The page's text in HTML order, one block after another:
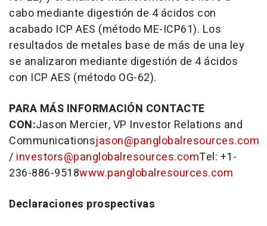
cabo mediante digestión de 4 ácidos con
acabado ICP AES (método ME-ICP61). Los
resultados de metales base de más de una ley
se analizaron mediante digestión de 4 ácidos
con ICP AES (método OG-62).
PARA MÁS INFORMACIÓN CONTACTE
CON:Jason Mercier, VP Investor Relations and
Communicationsjason@panglobalresources.com
/ investors@panglobalresources.comTel: +1-
236-886-9518www.panglobalresources.com
Declaraciones prospectivas